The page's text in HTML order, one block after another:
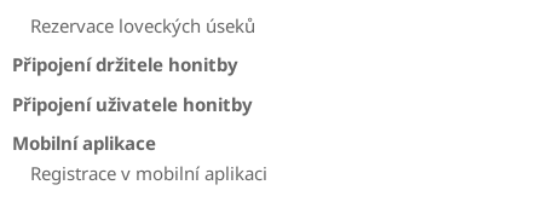
Rezervace loveckých úseků
Připojení držitele honitby
Připojení uživatele honitby
Mobilní aplikace
Registrace v mobilní aplikaci